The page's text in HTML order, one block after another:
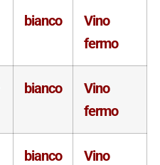
bianco
Vino
fermo
bianco
Vino
fermo
bianco
Vino